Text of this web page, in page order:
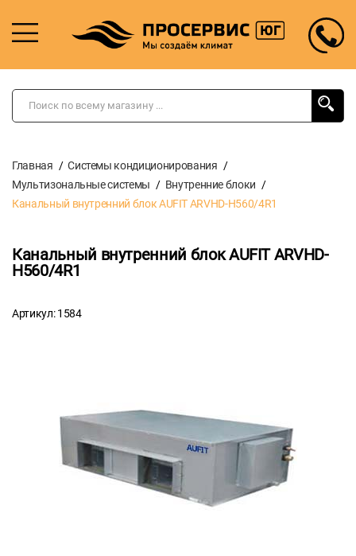
Главная
Системы кондиционирования
Мультизональные системы
Внутренние блоки
Канальный внутренний блок AUFIT ARVHD-H560/4R1
Канальный внутренний блок AUFIT ARVHD-
H560/4R1
Артикул: 1584